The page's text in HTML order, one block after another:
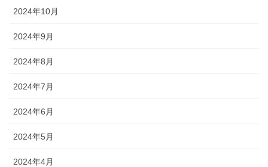
2024年10月
2024年9月
2024年8月
2024年7月
2024年6月
2024年5月
2024年4月